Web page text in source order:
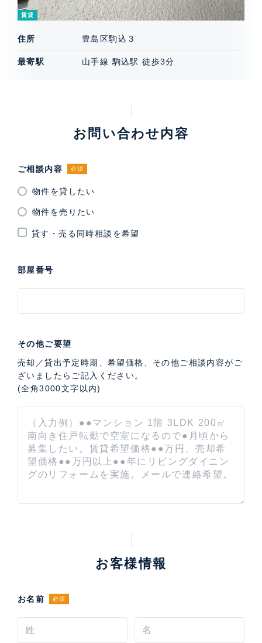
賃貸
住所 豊島区駒込３
最寄駅 山手線 駒込駅 徒歩3分
お問い合わせ内容
ご相談内容 必須
物件を貸したい
物件を売りたい
貸す・売る同時相談を希望
部屋番号
その他ご要望
売却／貸出予定時期、希望価格、その他ご相談内容がご
ざいましたらご記入ください。
(全角3000文字以内)
お客様情報
お名前 必須